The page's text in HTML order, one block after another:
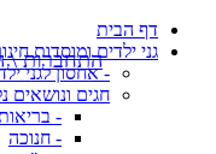
דף הבית
גני ילדים ומוסדות
- אחסון לגני
חגים ונושאים
-
- חנוכה
התחברות \